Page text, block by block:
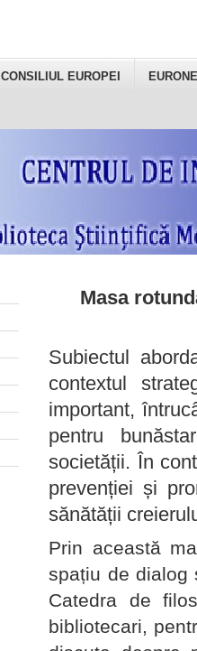
CONSILIUL EUROPEI
Masa
Subiectul
contextul
important,
pentru
societății. În
prevenției și
sănătății
Prin această
spațiu de dialog
Catedra de
bibliotecari,